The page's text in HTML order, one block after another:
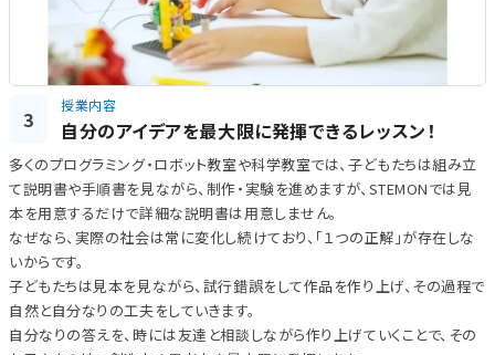
3
授業内容
自分のアイデアを最大限に発揮できるレッスン！
多くのプログラミング・ロボット教室や科学教室では、子どもたちは組み立
て説明書や手順書を見ながら、制作・実験を進めますが、STEMONでは見
本を用意するだけで詳細な説明書は用意しません。
なぜなら、実際の社会は常に変化し続けており、「１つの正解」が存在しな
いからです。
子どもたちは見本を見ながら、試行錯誤をして作品を作り上げ、その過程で
自然と自分なりの工夫をしていきます。
自分なりの答えを、時には友達と相談しながら作り上げていくことで、その